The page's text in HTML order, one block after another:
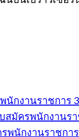
นักงานราชการ
สมัครพนักงานร
พนักงานราชกา